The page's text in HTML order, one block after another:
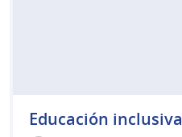
Educación inclusiva